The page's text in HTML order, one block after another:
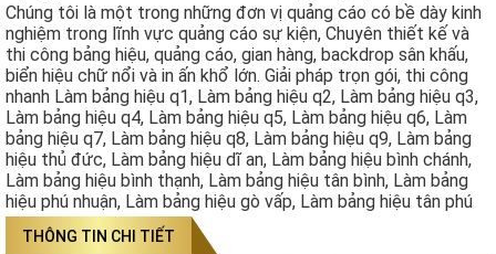
Chúng tôi là một trong những đơn vị quảng cáo có bề dày kinh
nghiệm trong lĩnh vực quảng cáo sự kiện, Chuyên thiết kế và
thi công bảng hiệu, quảng cáo, gian hàng, backdrop sân khấu,
biển hiệu chữ nổi và in ấn khổ lớn. Giải pháp trọn gói, thi công
nhanh Làm bảng hiệu q1, Làm bảng hiệu q2, Làm bảng hiệu q3,
Làm bảng hiệu q4, Làm bảng hiệu q5, Làm bảng hiệu q6, Làm
bảng hiệu q7, Làm bảng hiệu q8, Làm bảng hiệu q9, Làm bảng
hiệu thủ đức, Làm bảng hiệu dĩ an, Làm bảng hiệu bình chánh,
Làm bảng hiệu bình thạnh, Làm bảng hiệu tân bình, Làm bảng
hiệu phú nhuận, Làm bảng hiệu gò vấp, Làm bảng hiệu tân phú
THÔNG TIN CHI TIẾT